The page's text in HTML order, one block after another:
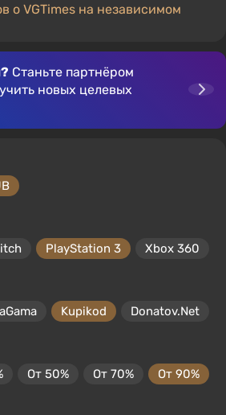
о VGTimes на независимом
Станьте партнёром
новых целевых
PlayStation 3 Xbox 360
Kupikod Donatov.Net
От 50% От 70% От 90%